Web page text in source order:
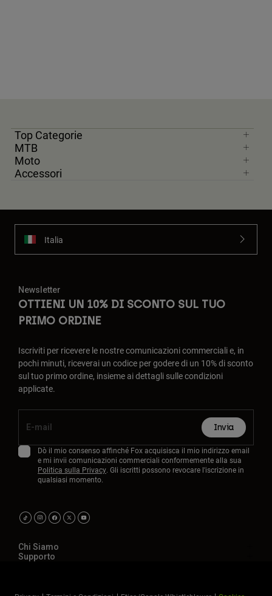
Top Categorie
MTB
Moto
Accessori
Italia
Newsletter
OTTIENI UN 10% DI SCONTO SUL TUO
PRIMO ORDINE
Iscriviti per ricevere le nostre comunicazioni commerciali e, in
pochi minuti, riceverai un codice per godere di un 10% di sconto
sul tuo primo ordine, insieme ai dettagli sulle condizioni
applicate.
Invia
Dò il mio consenso affinché Fox acquisisca il mio indirizzo email
e mi invii comunicazioni commerciali conformemente alla sua
Politica sulla Privacy. Gli iscritti possono revocare l'iscrizione in
qualsiasi momento.
Chi Siamo
Supporto